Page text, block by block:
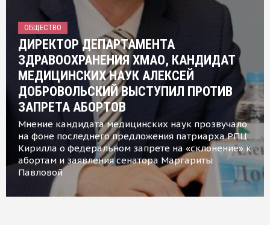
ОБЩЕСТВО
ДИРЕКТОР ДЕПАРТАМЕНТА
ЗДРАВООХРАНЕНИЯ ХМАО, КАНДИДАТ
МЕДИЦИНСКИХ НАУК АЛЕКСЕЙ
ДОБРОВОЛЬСКИЙ ВЫСТУПИЛ ПРОТИВ
ЗАПРЕТА АБОРТОВ
Мнение кандидата медицинских наук прозвучало
на фоне последнего предложения патриарха РПЦ
Кирилла о федеральном запрете на «склонение» к
абортам и заявления сенатора Маргариты
Павловой